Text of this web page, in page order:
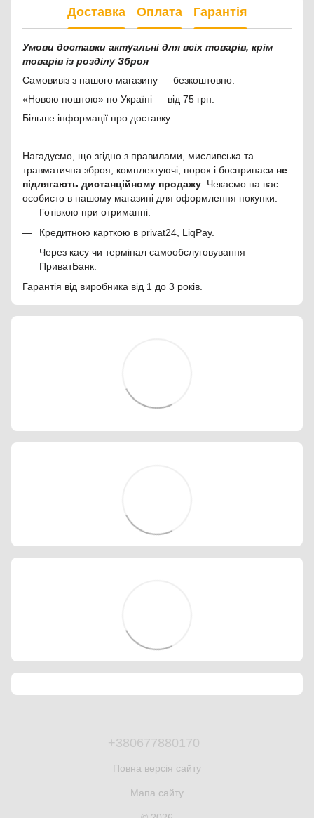
Доставка Оплата Гарантія
Умови доставки актуальні для всіх товарів, крім
товарів із розділу Зброя
Самовивіз з нашого магазину — безкоштовно.
«Новою поштою» по Україні — від 75 грн.
Більше інформації про доставку
Нагадуємо, що згідно з правилами, мисливська та
травматична зброя, комплектуючі, порох і боєприпаси не
підлягають дистанційному продажу. Чекаємо на вас
особисто в нашому магазині для оформлення покупки.
Готівкою при отриманні.
Кредитною карткою в privat24, LiqPay.
Через касу чи термінал самообслуговування
ПриватБанк.
Гарантія від виробника від 1 до 3 років.
+380677880170
Повна версія сайту
Мапа сайту